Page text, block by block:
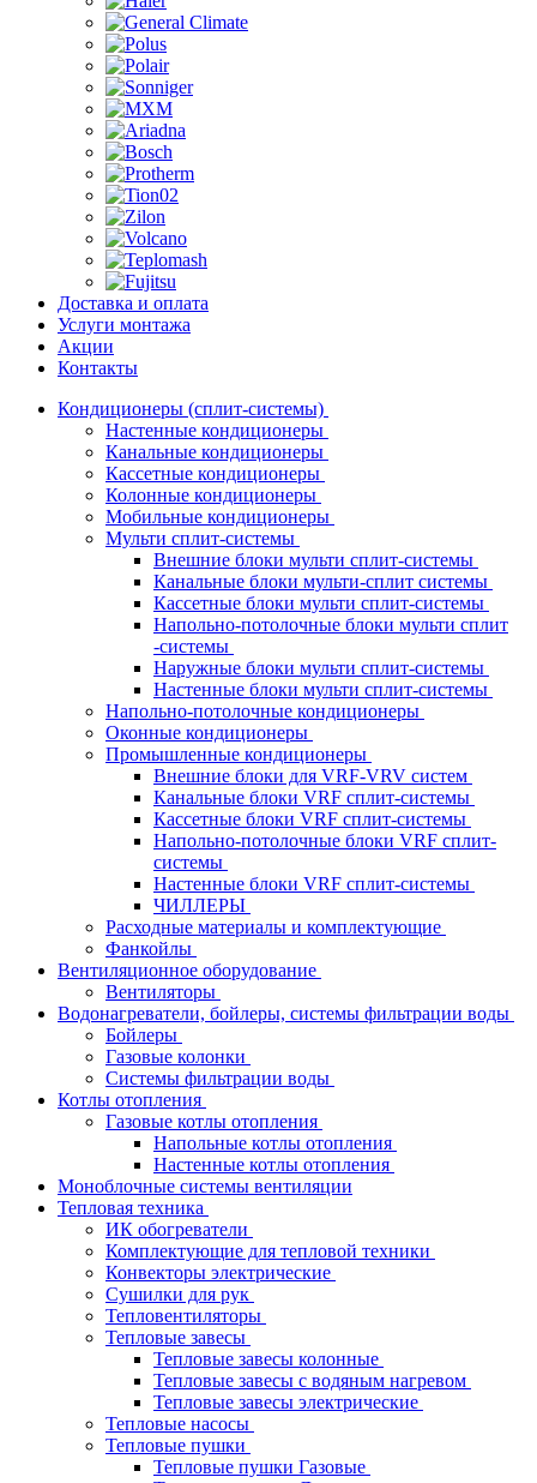
Доставка и оплата
Услуги монтажа
Акции
Контакты
Кондиционеры (сплит-системы)
Настенные кондиционеры
Канальные кондиционеры
Кассетные кондиционеры
Колонные кондиционеры
Мобильные кондиционеры
Мульти сплит-системы
Внешние блоки мульти сплит-системы
Канальные блоки мульти-сплит системы
Кассетные блоки мульти сплит-системы
Напольно-потолочные блоки мульти сплит
-системы
Наружные блоки мульти сплит-системы
Настенные блоки мульти сплит-системы
Напольно-потолочные кондиционеры
Оконные кондиционеры
Промышленные кондиционеры
Внешние блоки для VRF-VRV систем
Канальные блоки VRF сплит-системы
Кассетные блоки VRF сплит-системы
Напольно-потолочные блоки VRF сплит-
системы
Настенные блоки VRF сплит-системы
ЧИЛЛЕРЫ
Расходные материалы и комплектующие
Фанкойлы
Вентиляционное оборудование
Вентиляторы
Водонагреватели, бойлеры, системы фильтрации воды
Бойлеры
Газовые колонки
Системы фильтрации воды
Котлы отопления
Газовые котлы отопления
Напольные котлы отопления
Настенные котлы отопления
Моноблочные системы вентиляции
Тепловая техника
ИК обогреватели
Комплектующие для тепловой техники
Конвекторы электрические
Сушилки для рук
Тепловентиляторы
Тепловые завесы
Тепловые завесы колонные
Тепловые завесы с водяным нагревом
Тепловые завесы электрические
Тепловые насосы
Тепловые пушки
Тепловые пушки Газовые